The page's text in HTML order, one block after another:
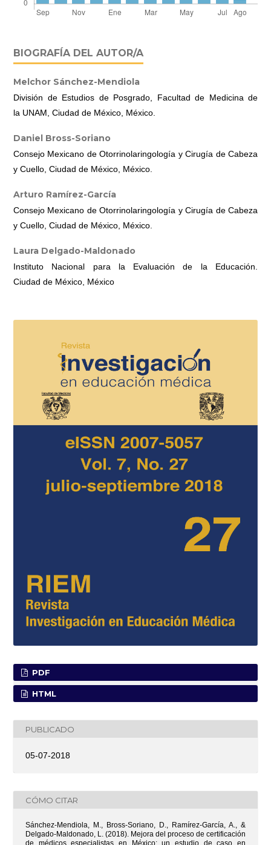
BIOGRAFÍA DEL AUTOR/A
Melchor Sánchez-Mendiola
División de Estudios de Posgrado, Facultad de Medicina de
la UNAM, Ciudad de México, México.
Daniel Bross-Soriano
Consejo Mexicano de Otorrinolaringología y Cirugía de Cabeza
y Cuello, Ciudad de México, México.
Arturo Ramírez-García
Consejo Mexicano de Otorrinolaringología y Cirugía de Cabeza
y Cuello, Ciudad de México, México.
Laura Delgado-Maldonado
Instituto Nacional para la Evaluación de la Educación.
Ciudad de México, México
PDF
HTML
PUBLICADO
05-07-2018
CÓMO CITAR
Sánchez-Mendiola, M., Bross-Soriano, D., Ramírez-García, A., &
Delgado-Maldonado, L. (2018). Mejora del proceso de certificación